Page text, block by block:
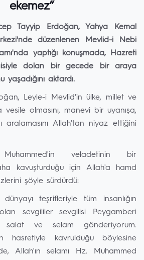
ekemez”
Tayyip Erdoğan, Yahya Kemal
düzenlenen Mevlid-i Nebi
yaptığı konuşmada, Hazreti
dolan bir gecede bir araya
yaşadığını aktardı.
Leyle-i Mevlid'in ülke, millet ve
vesile olmasını, manevi bir uyanışa,
aralamasını Allah'tan niyaz ettiğini
veladetinin bir
kavuşturduğu için Allah'a hamd
şöyle sürdürdü:
teşrifleriyle tüm insanlığın
sevgililer sevgilisi Peygamberi
salat ve selam gönderiyorum.
hasretiyle kavrulduğu böylesine
Allah'ın selamı Hz. Muhammed